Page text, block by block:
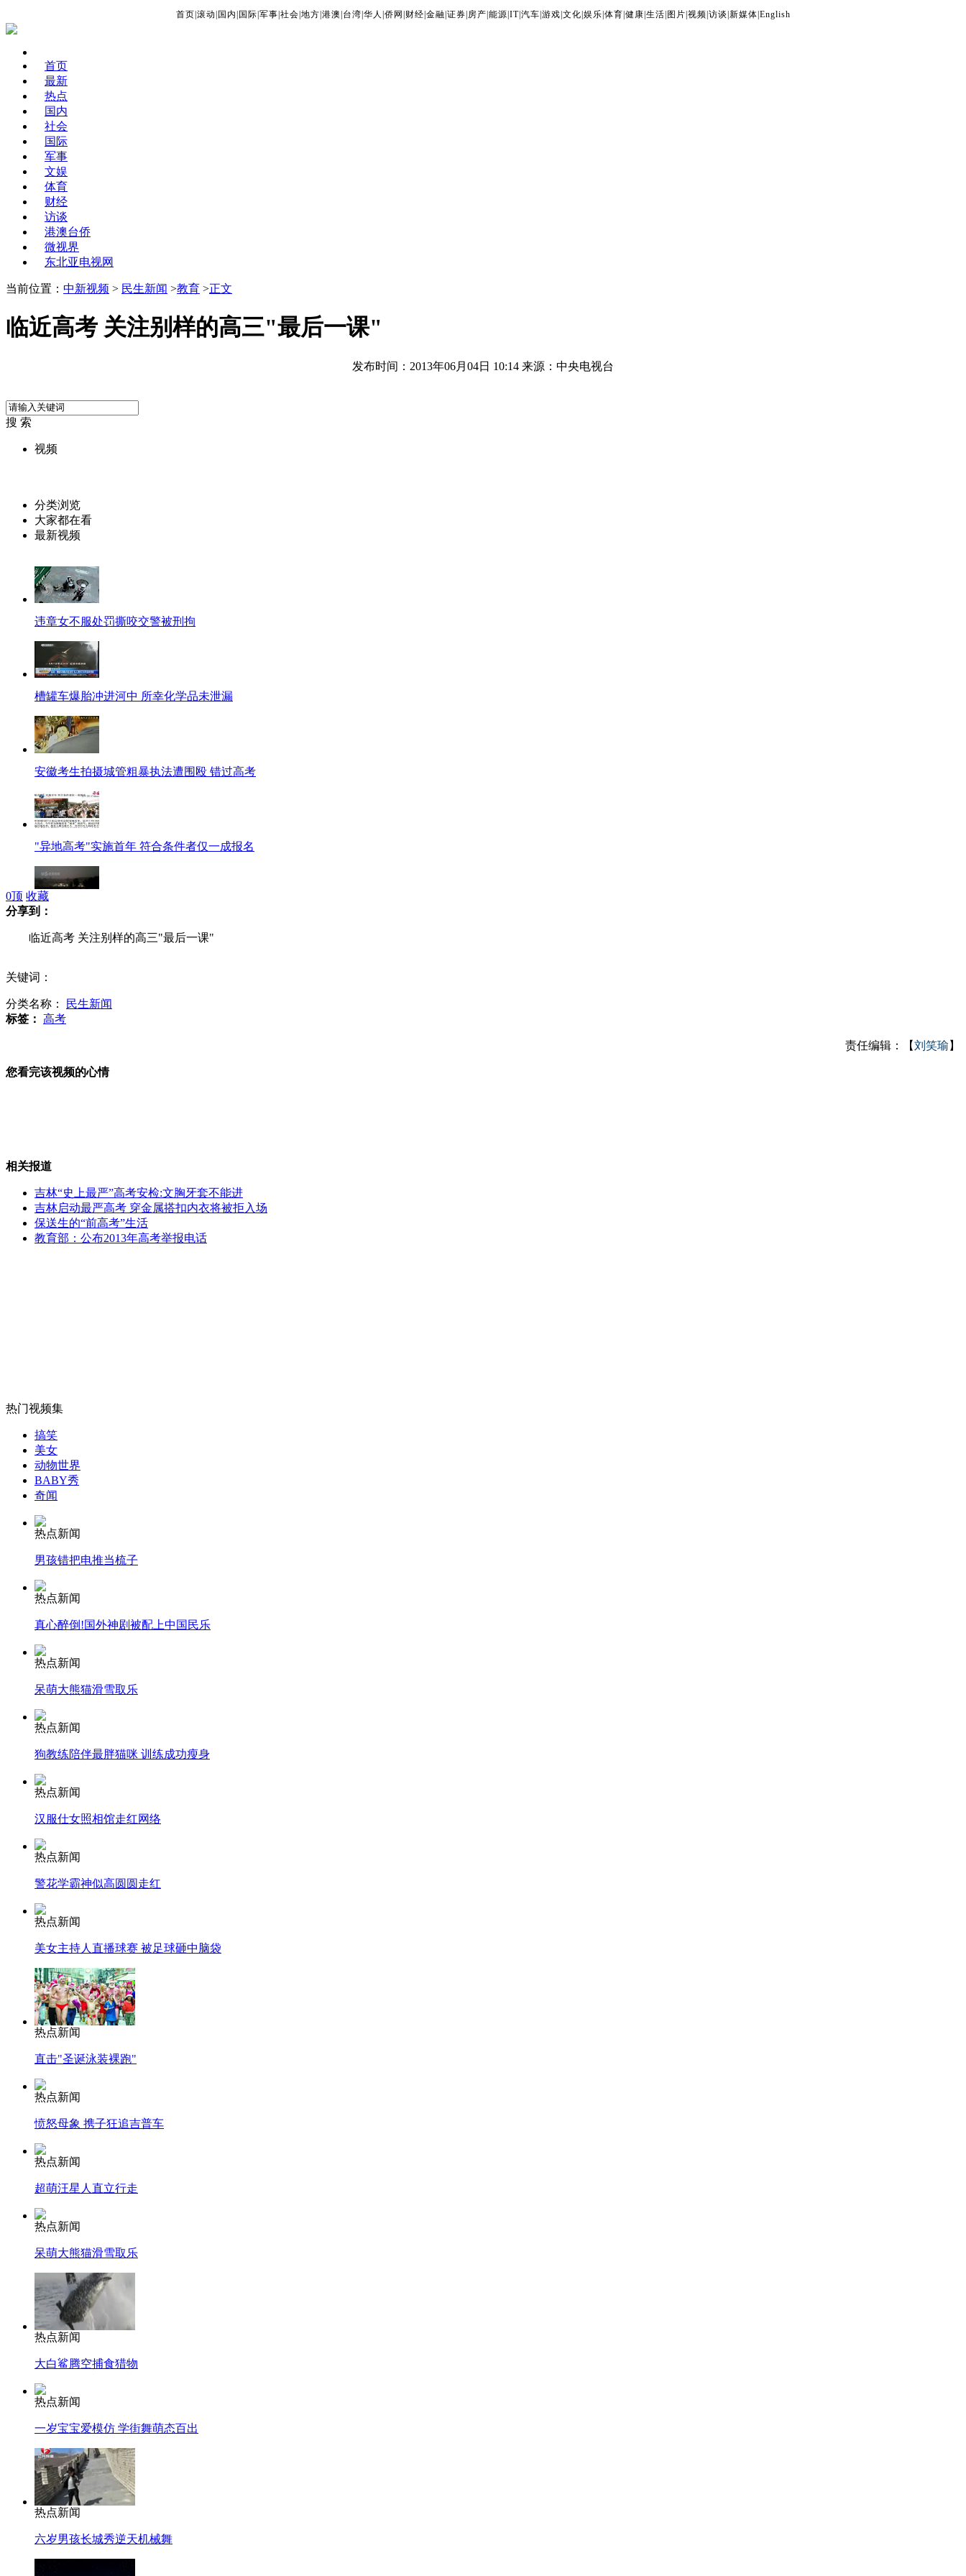
首页 滚动 国内 国际 军事 社会 地方 港澳 台湾 华人 侨网 财经 金融 证券 房产 能源 IT| 汽车 游戏 文化 娱乐 体育 健康 生活 图片 视频 访谈 新媒体 English
首页
最新
热点
国内
社会
国际
军事
文娱
体育
财经
访谈
港澳台侨
微视界
东北亚电视网
当前位置： 中新视频 > 民生新闻 >教育 >正文
临近高考 关注别样的高三"最后一课"
发布时间：2013年06月04日 10:14 来源：中央电视台
搜 索
视频
分类浏览
大家都在看
最新视频
违章女不服处罚撕咬交警被刑拘
槽罐车爆胎冲进河中 所幸化学品未泄漏
安徽考生拍摄城管粗暴执法遭围殴 错过高考
"异地高考"实施首年 符合条件者仅一成报名
高考首日北京大雨倾盆
高考生五花八门的解压大法
美女大学生用西瓜皮食堂打饭
微视界：毕业季"淡定族"
无痛分娩是否安全 医生回应
外交部：反对强权政治霸凌主义
外交部：有关国家言论片面不公正
安徽一实载49人客车翻车
走！跟着总书记去植树
消防员救轻生者
纽约上演“枕头大战”
司机酒驾遇交警 急速倒车逃窜
0顶 收藏
分享到：
临近高考 关注别样的高三"最后一课"
关键词：
分类名称：
民生新闻
标签： 高考
责任编辑：【刘笑瑜 】
您看完该视频的心情
相关报道
吉林“史上最严”高考安检:文胸牙套不能进
吉林启动最严高考 穿金属搭扣内衣将被拒入场
保送生的“前高考”生活
教育部：公布2013年高考举报电话
热门视频集
搞笑
美女
动物世界
BABY秀
奇闻
热点新闻
男孩错把电推当梳子
热点新闻
真心醉倒!国外神剧被配上中国民乐
热点新闻
呆萌大熊猫滑雪取乐
热点新闻
狗教练陪伴最胖猫咪 训练成功瘦身
热点新闻
汉服仕女照相馆走红网络
热点新闻
警花学霸神似高圆圆走红
热点新闻
美女主持人直播球赛 被足球砸中脑袋
热点新闻
直击"圣诞泳装裸跑"
热点新闻
愤怒母象 携子狂追吉普车
热点新闻
超萌汪星人直立行走
热点新闻
呆萌大熊猫滑雪取乐
热点新闻
大白鲨腾空捕食猎物
热点新闻
一岁宝宝爱模仿 学街舞萌态百出
热点新闻
六岁男孩长城秀逆天机械舞